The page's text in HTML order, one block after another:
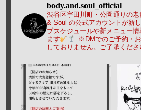
body.and.soul_official
渋谷区宇田川町・公園通りの
& Soul の公式アカウントが新
ブスケジュールや新メニュー
ます
※DMでのご予約・
しておりません。ご了承くださ